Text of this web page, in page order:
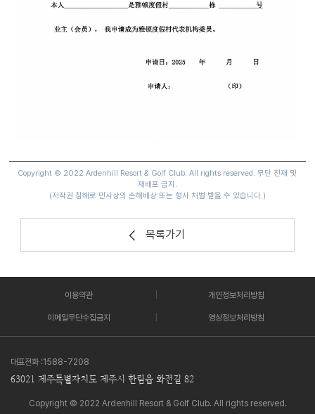
Copyright © 2022 Ardenhill Resort & Golf Club. All rights reserved. 무단 전재 및
재배포 금지.
(저작권 침해로 민사상의 손해배상 또는 형사 처벌 받을 수 있습니다.)
목록가기
이용약관 개인정보처리방침
이메일무단수집금지 영상정보처리방침
대표전화 :1588-7208
63021 제주특별자치도 제주시 한림읍 화전길 82
Copyright © 2022 Ardenhill Resort & Golf Club. All rights reserved.